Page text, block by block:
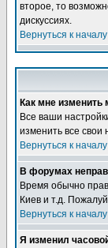
второе, то
дискуссиях.
Вернуться к началу
Как мне изменить
Все ваши
изменить все свои
Вернуться к началу
В форумах
Время обычно
Киев и т.д.
Вернуться к началу
Я изменил